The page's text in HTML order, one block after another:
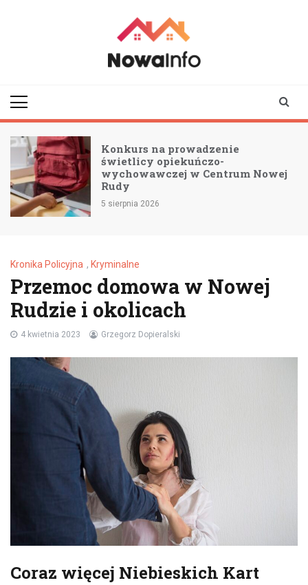
Konkurs na prowadzenie
świetlicy opiekuńczo-
wychowawczej w Centrum Nowej
Rudy
5 sierpnia 2026
Kronika Policyjna , Kryminalne
Przemoc domowa w Nowej
Rudzie i okolicach
4 kwietnia 2023 Grzegorz Dopieralski
Coraz więcej Niebieskich Kart